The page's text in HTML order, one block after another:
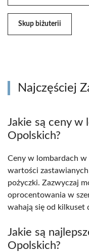
Skup biżuterii
Najczęściej
Jakie są ceny w
Opolskich?
Ceny w lombardach w
wartości
pożyczki. Zazwyczaj
oprocentowania w
wahają się od kilkuset
Jakie są
Opolskich?